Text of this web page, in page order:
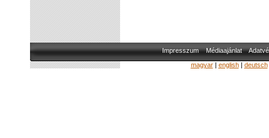
Impresszum Médiaajánlat
magyar| english| deutsch